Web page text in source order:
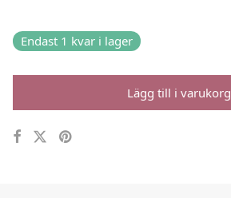
Endast 1 kvar i lager
Lägg till i varukorg